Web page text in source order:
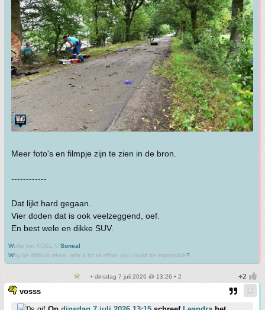
Meer foto's en filmpje zijn te zien in de bron.
------------
Dat lijkt hard gegaan.
Vier doden dat is ook veelzeggend, oef.
En best wele en dikke SUV.
Wullie bin KOEL © Soneal
Why be difficult when, with a bit of effort, you could be impossible?
• dinsdag 7 juli 2026 @ 13:26 • 2
vosss